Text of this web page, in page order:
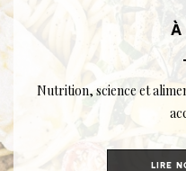
Nutrition, science et
lire